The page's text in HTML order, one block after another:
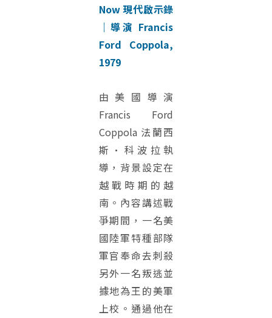
Now 現代啟示錄
｜導演 Francis
Ford Coppola,
1979
由美國導演
Francis Ford
Coppola 法蘭西
斯·科波拉執
導，背景設定在
越戰時期的越
南。內容講述戰
爭期間，一名美
國陸軍特種部隊
軍官奉命去刺殺
另外一名叛逃並
據地為王的美軍
上校。通過他在